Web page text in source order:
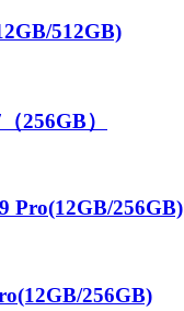
512GB)
256GB）
Pro(12GB/256GB)
256GB)